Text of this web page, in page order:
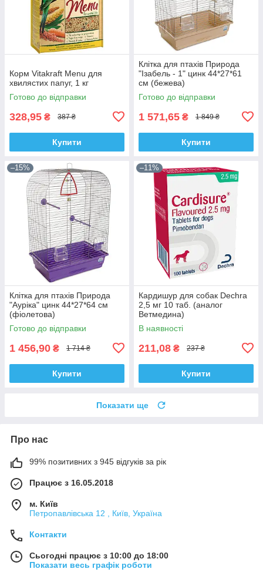
Корм Vitakraft Menu для
хвилястих папуг, 1 кг
Готово до відправки
328,95 ₴ 387 ₴
Купити
Клітка для птахів Природа
"Ізабель - 1" цинк 44*27*61
см (бежева)
Готово до відправки
1 571,65 ₴ 1 849 ₴
Купити
–15%
Клітка для птахів Природа
"Ауріка" цинк 44*27*64 см
(фіолетова)
Готово до відправки
1 456,90 ₴ 1 714 ₴
Купити
–11%
Кардишур для собак Dechra
2,5 мг 10 таб. (аналог
Ветмедина)
В наявності
211,08 ₴ 237 ₴
Купити
Показати ще
Про нас
99% позитивних з 945 відгуків за рік
Працює з 16.05.2018
м. Київ
Петропавлівська 12 , Київ, Україна
Контакти
Сьогодні працює з 10:00 до 18:00
Показати весь графік роботи